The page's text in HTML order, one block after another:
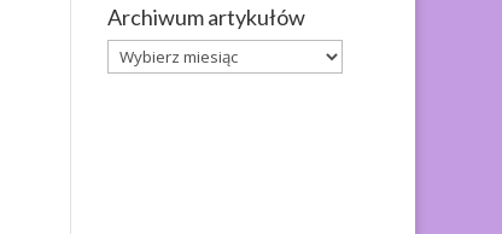
Archiwum artykułów
Archiwum
artykułów